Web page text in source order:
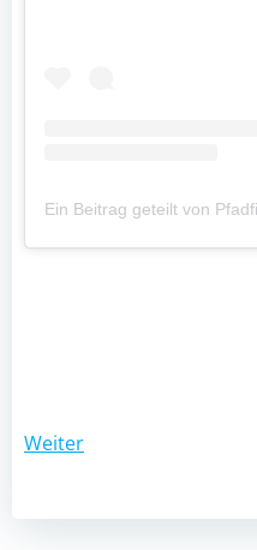
navigation
Post
navigation
Weiter